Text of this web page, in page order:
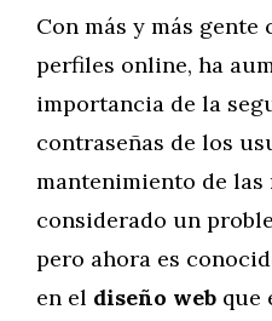
Con más y más
perfiles online, ha
importancia de la
contraseñas de los
mantenimiento de las
considerado un
pero ahora es
en el diseño web que